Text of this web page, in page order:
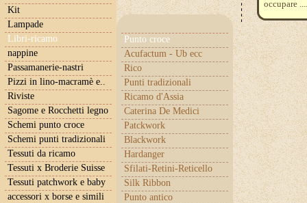
Kit
Lampade
Libri-ricamo
Punto croce
Acufactum - Ub ecc
Rico
Punti tradizionali
Ricamo d'Assia
Caterina De Medici
Patckwork
Blackwork
Hardanger
Sfilati-Retini-Reticello
Silk Ribbon
Punto antico
nappine
Passamanerie-nastri
Pizzi in lino-macramè e..
Riviste
Sagome e Rocchetti legno
Schemi punto croce
Schemi punti tradizionali
Tessuti da ricamo
Tessuti x Broderie Suisse
Tessuti patchwork e baby
accessori x borse e simili
occupare